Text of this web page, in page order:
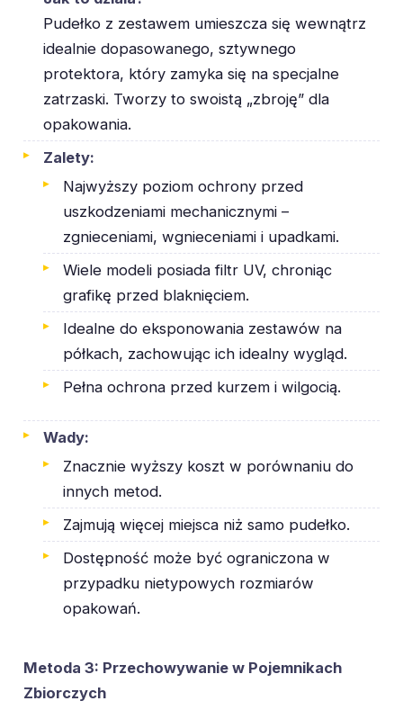
Pudełko z zestawem umieszcza się wewnątrz
idealnie dopasowanego, sztywnego
protektora, który zamyka się na specjalne
zatrzaski. Tworzy to swoistą „zbroję” dla
opakowania.
Zalety:
Najwyższy poziom ochrony przed
uszkodzeniami mechanicznymi –
zgnieceniami, wgnieceniami i upadkami.
Wiele modeli posiada filtr UV, chroniąc
grafikę przed blaknięciem.
Idealne do eksponowania zestawów na
półkach, zachowując ich idealny wygląd.
Pełna ochrona przed kurzem i wilgocią.
Wady:
Znacznie wyższy koszt w porównaniu do
innych metod.
Zajmują więcej miejsca niż samo pudełko.
Dostępność może być ograniczona w
przypadku nietypowych rozmiarów
opakowań.
Metoda 3: Przechowywanie w Pojemnikach
Zbiorczych